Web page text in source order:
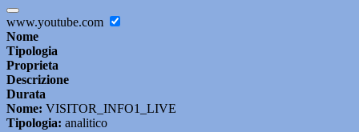
www.youtube.com
Nome
Tipologia
Proprieta
Descrizione
Durata
Nome: VISITOR_INFO1_LIVE
Tipologia: analitico